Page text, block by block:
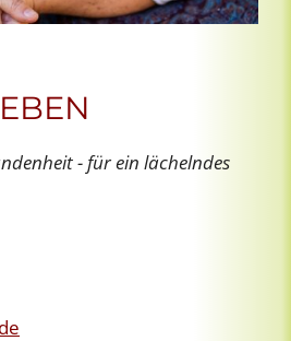
- für ein lächelndes